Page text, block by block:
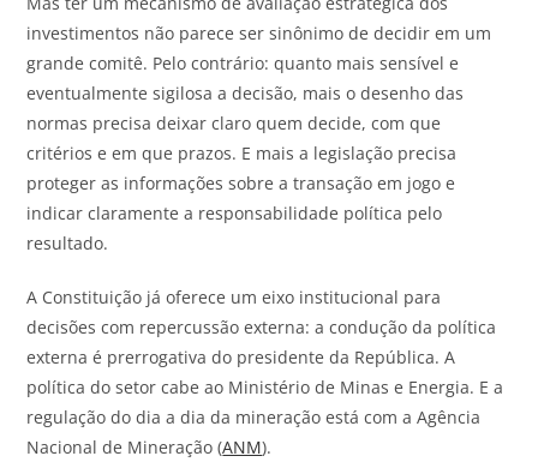
investimentos não parece ser sinônimo de decidir em um
grande comitê. Pelo contrário: quanto mais sensível e
eventualmente sigilosa a decisão, mais o desenho das
normas precisa deixar claro quem decide, com que
critérios e em que prazos. E mais a legislação precisa
proteger as informações sobre a transação em jogo e
indicar claramente a responsabilidade política pelo
resultado.
A Constituição já oferece um eixo institucional para
decisões com repercussão externa: a condução da política
externa é prerrogativa do presidente da República. A
política do setor cabe ao Ministério de Minas e Energia. E a
regulação do dia a dia da mineração está com a Agência
Nacional de Mineração (ANM).